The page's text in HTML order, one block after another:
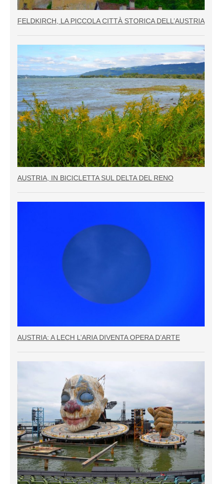
FELDKIRCH, LA PICCOLA CITTÀ STORICA DELL’AUSTRIA
AUSTRIA, IN BICICLETTA SUL DELTA DEL RENO
AUSTRIA: A LECH L’ARIA DIVENTA OPERA D’ARTE